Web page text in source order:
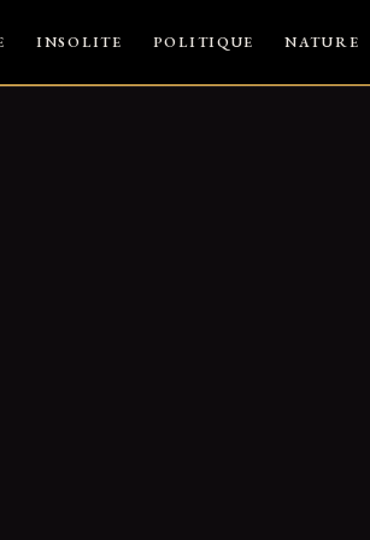
INSOLITE POLITIQUE NATURE